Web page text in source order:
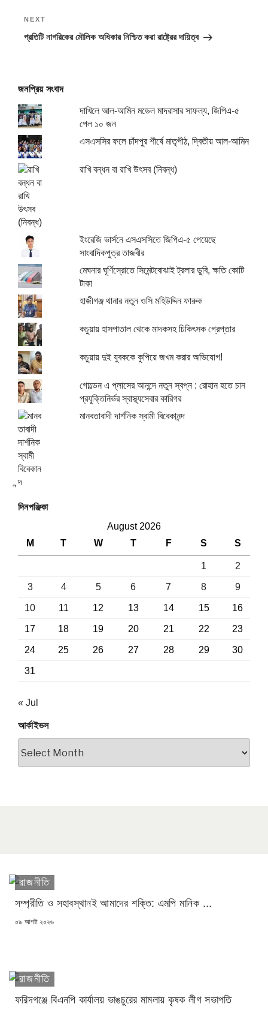
Next
Post
NEXT
প্রতিটি নাগরিকের মৌলিক অধিকার নিশ্চিত করা রাষ্ট্রের দায়িত্ব
জনপ্রিয় সংবাদ
দাখিলে আল-আমিন মডেল মাদরাসার সাফল্য, জিপিএ-৫
পেল ১০ জন
এসএসসির ফলে চাঁদপুর শীর্ষে মাতৃপীঠ, দ্বিতীয় আল-আমিন
রাখি বন্ধন বা রাখি উৎসব (নিবন্ধ)
ইংরেজি ভার্সনে এসএসসিতে জিপিএ-৫ পেয়েছে
সাংবাদিকপুত্র তাজবীর
মেঘনার ঘূর্ণিস্রোতে সিমেন্টবোঝাই ট্রলার ডুবি, ক্ষতি কোটি
টাকা
হাজীগঞ্জ থানার নতুন ওসি মহিউদ্দিন ফারুক
কচুয়ায় হাসপাতাল থেকে মাদকসহ চিকিৎসক গ্রেপ্তার
কচুয়ায় দুই যুবককে কুপিয়ে জখম করার অভিযোগ!
গোল্ডেন এ প্লাসের আনন্দে নতুন স্বপ্ন : রোহান হতে চান
প্রযুক্তিনির্ভর স্বাস্থ্যসেবার কারিগর
মানবতাবাদী দার্শনিক স্বামী বিবেকানন্দ
দিনপঞ্জিকা
August 2026
M
T W T F S S
1 2
3 4 5 6 7 8 9
10 11 12 13 14 15 16
17 18 19 20 21 22 23
24 25 26 27 28 29 30
31
« Jul
আর্কাইভস
রাজনীতি
সম্প্রীতি ও সহাবস্থানই আমাদের শক্তি: এমপি মানিক ...
POSTED
০৯ আগষ্ট ২০২৬
রাজনীতি
ফরিদগঞ্জে বিএনপি কার্যালয় ভাঙচুরের মামলায় কৃষক লীগ সভাপতি